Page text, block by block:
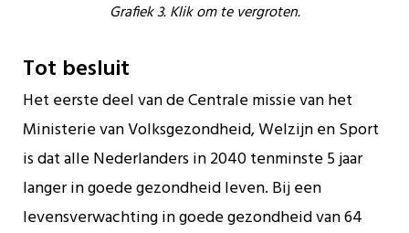
Grafiek 3. Klik om te vergroten.
Tot besluit
Het eerste deel van de Centrale missie van het
Ministerie van Volksgezondheid, Welzijn en Sport
is dat alle Nederlanders in 2040 tenminste 5 jaar
langer in goede gezondheid leven. Bij een
levensverwachting in goede gezondheid van 64